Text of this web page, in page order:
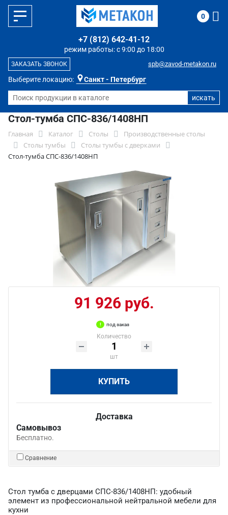
Выберите локацию: Санкт - Петербург
режим работы: с 9:00 до 18:00
+7 (812) 642-41-12
spb@zavod-metakon.ru
ЗАКАЗАТЬ ЗВОНОК
0
Стол-тумба СПС-836/1408НП
Главная Каталог Столы
Производственные столы
Столы тумбы
Столы тумбы с дверками
Стол-тумба СПС-836/1408НП
91 926 руб.
под заказ
Количество
шт
КУПИТЬ
Доставка
Самовывоз
Бесплатно.
Сравнение
Стол тумба с дверцами СПС-836/1408НП: удобный
элемент из профессиональной нейтральной мебели для
кухни